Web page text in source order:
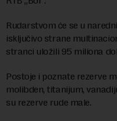
Rudarstvom će se u
isključivo strane
stranci uložili 95 miliona
Postoje i poznate rezerve
molibden, titanijum,
su rezerve rude male.